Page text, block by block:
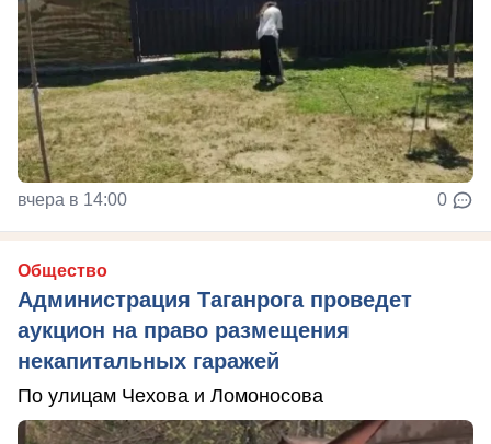
вчера в 14:00 0
Общество
Администрация Таганрога проведет
аукцион на право размещения
некапитальных гаражей
По улицам Чехова и Ломоносова